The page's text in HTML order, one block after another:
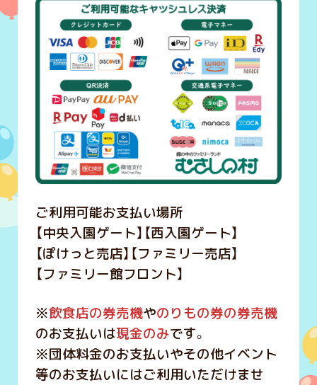
ご利用可能お支払い場所
【中央入園ゲート】【西入園ゲート】
【ぽけっと売店】【ファミリー売店】
【ファミリー館フロント】
※飲食店の券売機やのりもの券の券売機
のお支払いは現金のみです。
※団体料金のお支払いやその他イベント
等のお支払いにはご利用いただけませ